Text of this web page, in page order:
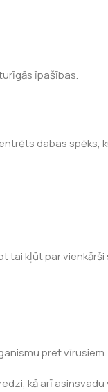
īpašības.
dabas spēks,
tai kļūt par vienkārši
pret vīrusiem.
kā arī asinsvadu